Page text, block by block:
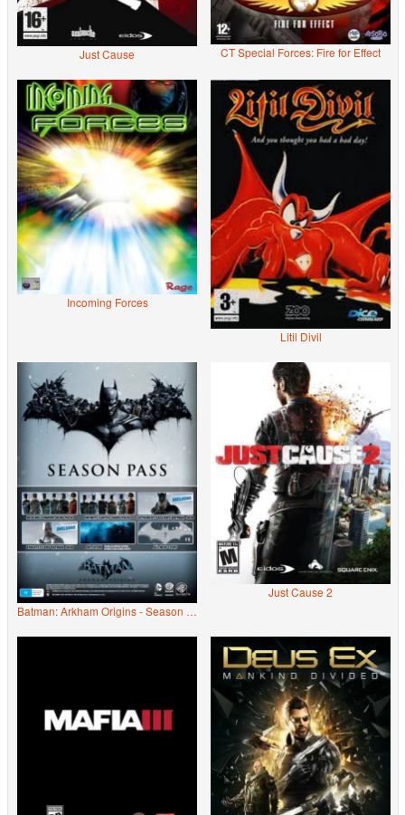
Just Cause CT Special Forces: Fire for Effect
Incoming Forces
Litil Divil
Batman: Arkham Origins - Season Pass
Just Cause 2